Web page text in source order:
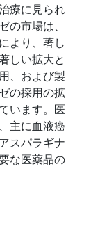
療に見られ
の市場は、
より、著し
しい拡大と
、および製
の採用の拡
います。医
主に血液癌
スパラギナ
な医薬品の